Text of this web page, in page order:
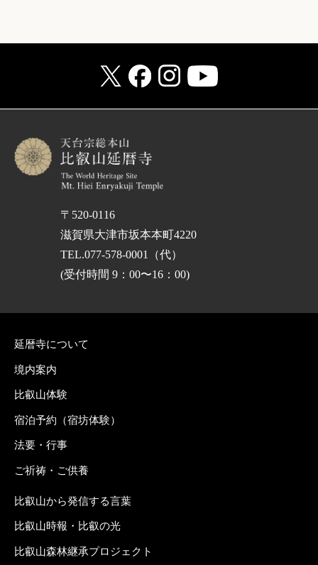
〒520-0116
滋賀県大津市坂本本町4220
TEL.077-578-0001（代）
(受付時間 9：00〜16：00)
延暦寺について
境内案内
比叡山体験
宿泊予約（宿坊体験）
法要・行事
ご祈祷・ご供養
比叡山から発信する言葉
比叡山時報・比叡の光
比叡山森林継承プロジェクト